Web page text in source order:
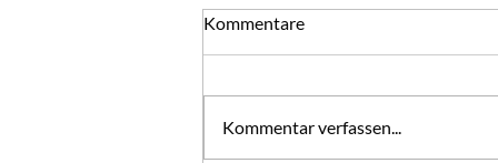
Jahre
Kalenderjahre vergehen.
Jahr wird kein Jahr ohne Angst,
Kommentare
Kommentar verfassen...